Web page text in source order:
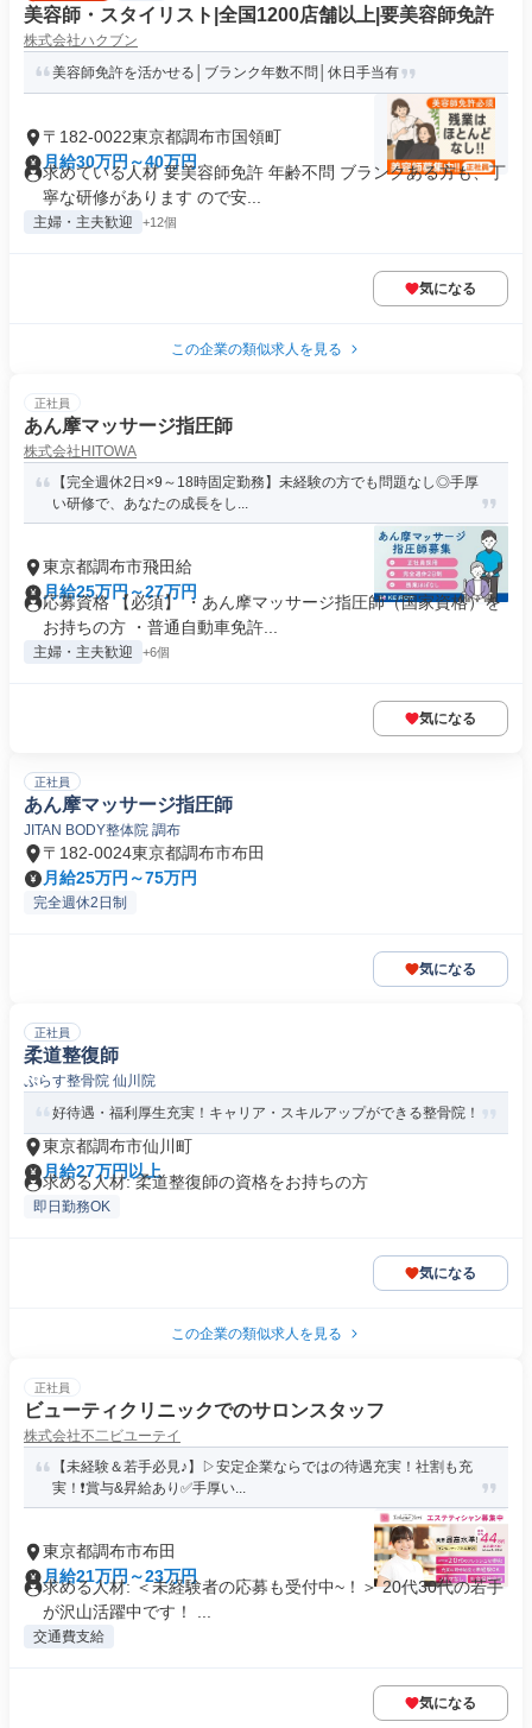
美容師・スタイリスト|全国1200店舗以上|要美容師免許
株式会社ハクブン
美容師免許を活かせる│ブランク年数不問│休日手当有
〒182-0022東京都調布市国領町
月給30万円～40万円
求めている人材 要美容師免許 年齢不問 ブランクある方も、丁
寧な研修があります ので安...
主婦・主夫歓迎 +12個
気になる
この企業の類似求人を見る
正社員
あん摩マッサージ指圧師
株式会社HITOWA
【完全週休2日×9～18時固定勤務】未経験の方でも問題なし◎手厚
い研修で、あなたの成長をし...
東京都調布市飛田給
月給25万円～27万円
応募資格 【必須】 ・あん摩マッサージ指圧師（国家資格）を
お持ちの方 ・普通自動車免許...
主婦・主夫歓迎 +6個
気になる
正社員
あん摩マッサージ指圧師
JITAN BODY整体院 調布
〒182-0024東京都調布市布田
月給25万円～75万円
完全週休2日制
気になる
正社員
柔道整復師
ぷらす整骨院 仙川院
好待遇・福利厚生充実！キャリア・スキルアップができる整骨院！
東京都調布市仙川町
月給27万円以上
求める人材: 柔道整復師の資格をお持ちの方
即日勤務OK
気になる
この企業の類似求人を見る
正社員
ビューティクリニックでのサロンスタッフ
株式会社不二ビユーテイ
【未経験＆若手必見♪】▷安定企業ならではの待遇充実！社割も充
実！❗️賞与&昇給あり✅手厚い...
東京都調布市布田
月給21万円～23万円
求める人材: ＜未経験者の応募も受付中~！＞ 20代30代の若手
が沢山活躍中です！ ...
交通費支給
気になる